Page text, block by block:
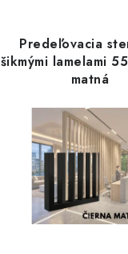
Predeľovacia
šikmými lamelami
matná